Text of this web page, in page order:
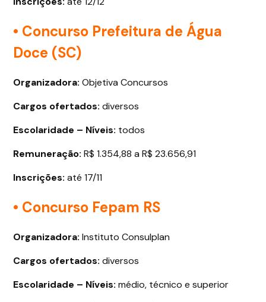
• Concurso Prefeitura de Água
Doce (SC)
Organizadora: Objetiva Concursos
Cargos ofertados: diversos
Escolaridade – Níveis: todos
Remuneração: R$ 1.354,88 a R$ 23.656,91
Inscrições:até 17/11
• Concurso Fepam RS
Organizadora: Instituto Consulplan
Cargos ofertados: diversos
Escolaridade – Níveis: médio, técnico e superior